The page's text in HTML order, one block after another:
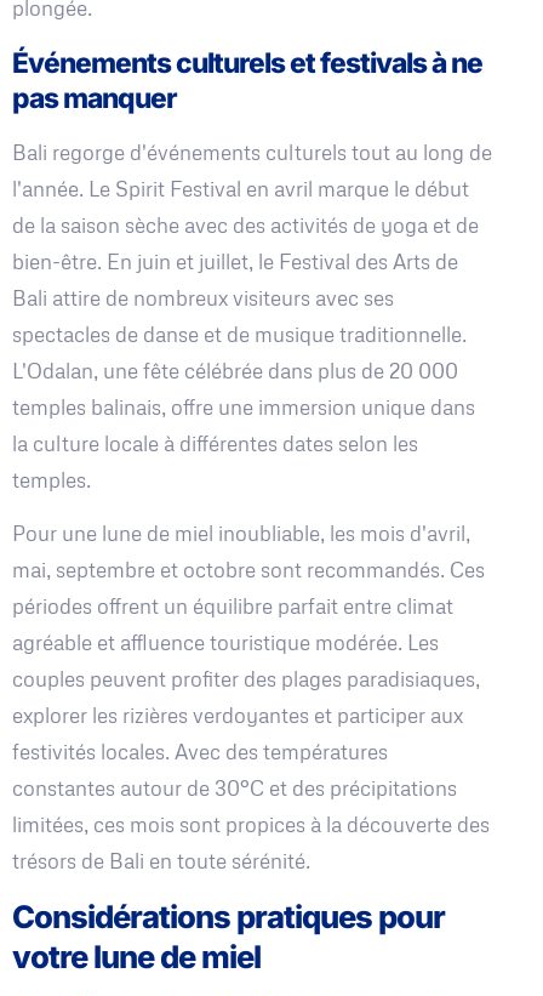
plongée.
Événements culturels et festivals à ne
pas manquer
Bali regorge d'événements culturels tout au long de
l'année. Le Spirit Festival en avril marque le début
de la saison sèche avec des activités de yoga et de
bien-être. En juin et juillet, le Festival des Arts de
Bali attire de nombreux visiteurs avec ses
spectacles de danse et de musique traditionnelle.
L'Odalan, une fête célébrée dans plus de 20 000
temples balinais, offre une immersion unique dans
la culture locale à différentes dates selon les
temples.
Pour une lune de miel inoubliable, les mois d'avril,
mai, septembre et octobre sont recommandés. Ces
périodes offrent un équilibre parfait entre climat
agréable et affluence touristique modérée. Les
couples peuvent profiter des plages paradisiaques,
explorer les rizières verdoyantes et participer aux
festivités locales. Avec des températures
constantes autour de 30°C et des précipitations
limitées, ces mois sont propices à la découverte des
trésors de Bali en toute sérénité.
Considérations pratiques pour
votre lune de miel